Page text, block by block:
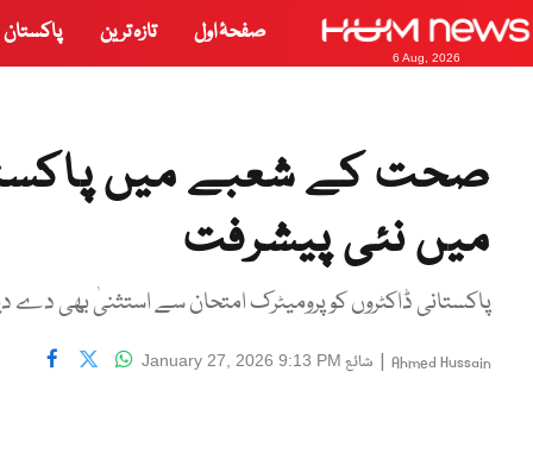
6 Aug, 2026
صفحۂ اول تازہ ترین پاکستان
صحت کے شعبے میں
میں نئی پیشرفت
پاکستانی ڈاکٹروں کو پرومیٹرک امتحان سے استثنیٰ بھی دے
Ahmed Hussain
| شائع January 27, 2026 9:13 PM